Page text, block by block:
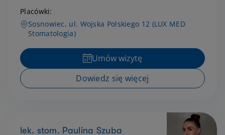
Placówki:
Sosnowiec, ul. Wojska Polskiego 12 (LUX MED
Stomatologia)
Umów wizytę
Dowiedz się więcej
lek. stom. Paulina Szuba